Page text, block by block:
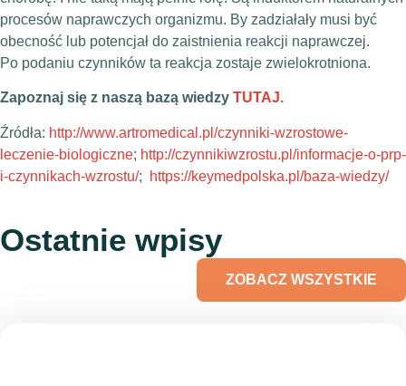
procesów naprawczych organizmu. By zadziałały musi być
obecność lub potencjał do zaistnienia reakcji naprawczej.
Po podaniu czynników ta reakcja zostaje zwielokrotniona.
Zapoznaj się z naszą bazą wiedzy TUTAJ.
Źródła: http://www.artromedical.pl/czynniki-wzrostowe-
leczenie-biologiczne; http://czynnikiwzrostu.pl/informacje-o-prp-
i-czynnikach-wzrostu/; https://keymedpolska.pl/baza-wiedzy/
Ostatnie wpisy
ZOBACZ WSZYSTKIE